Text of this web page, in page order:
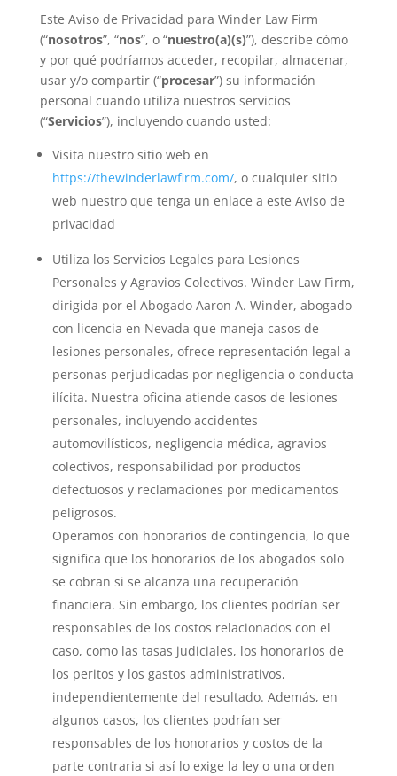
Este Aviso de Privacidad para Winder Law Firm
(“nosotros”, “nos”, o “nuestro(a)(s)”), describe cómo
y por qué podríamos acceder, recopilar, almacenar,
usar y/o compartir (“procesar”) su información
personal cuando utiliza nuestros servicios
(“Servicios”), incluyendo cuando usted:
Visita nuestro sitio web en
https://thewinderlawfirm.com/, o cualquier sitio
web nuestro que tenga un enlace a este Aviso de
privacidad
Utiliza los Servicios Legales para Lesiones
Personales y Agravios Colectivos. Winder Law Firm,
dirigida por el Abogado Aaron A. Winder, abogado
con licencia en Nevada que maneja casos de
lesiones personales, ofrece representación legal a
personas perjudicadas por negligencia o conducta
ilícita. Nuestra oficina atiende casos de lesiones
personales, incluyendo accidentes
automovilísticos, negligencia médica, agravios
colectivos, responsabilidad por productos
defectuosos y reclamaciones por medicamentos
peligrosos.
Operamos con honorarios de contingencia, lo que
significa que los honorarios de los abogados solo
se cobran si se alcanza una recuperación
financiera. Sin embargo, los clientes podrían ser
responsables de los costos relacionados con el
caso, como las tasas judiciales, los honorarios de
los peritos y los gastos administrativos,
independientemente del resultado. Además, en
algunos casos, los clientes podrían ser
responsables de los honorarios y costos de la
parte contraria si así lo exige la ley o una orden